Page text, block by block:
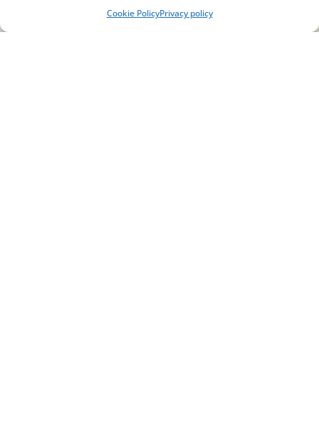
Cookie PolicyPrivacy policy
83030 Venticano (AV)